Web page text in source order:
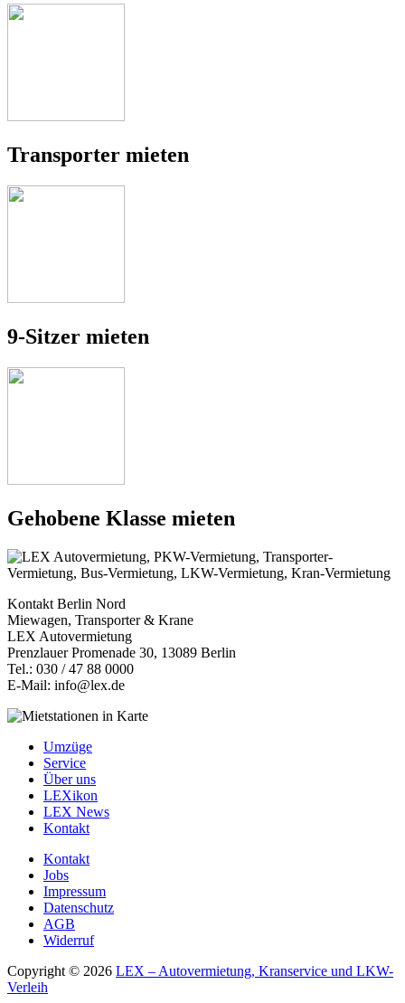
Transporter mieten
9-Sitzer mieten
Gehobene Klasse mieten
Kontakt Berlin Nord
Miewagen, Transporter & Krane
LEX Autovermietung
Prenzlauer Promenade 30, 13089 Berlin
Tel.: 030 / 47 88 0000
E-Mail: info@lex.de
Umzüge
Service
Über uns
LEXikon
LEX News
Kontakt
Kontakt
Jobs
Impressum
Datenschutz
AGB
Widerruf
Copyright © 2026 LEX – Autovermietung, Kranservice und LKW-
Verleih